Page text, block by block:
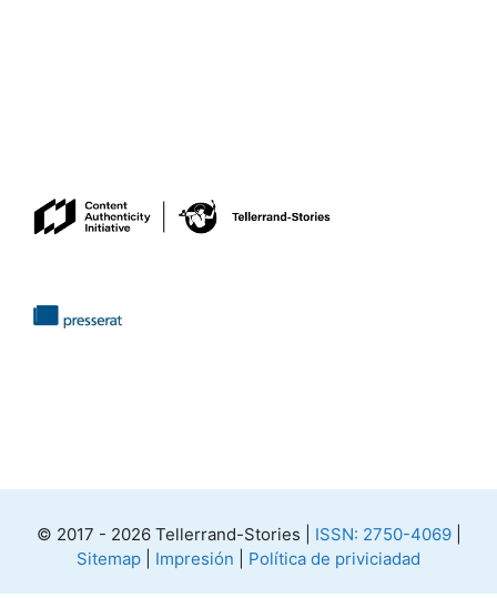
© 2017 - 2026 Tellerrand-Stories | ISSN: 2750-4069|
Sitemap
Impresión Política de priviciadad